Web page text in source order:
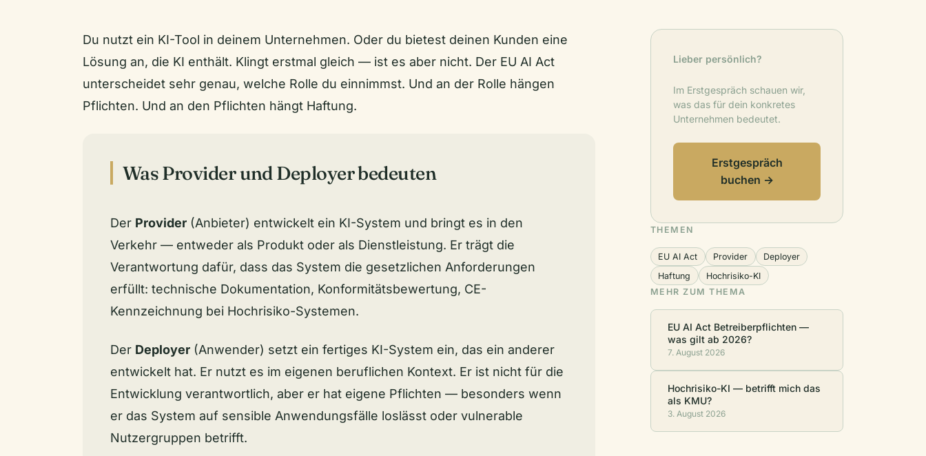
Du nutzt ein KI-Tool in deinem Unternehmen. Oder du bietest deinen Kunden eine
Lösung an, die KI enthält. Klingt erstmal gleich — ist es aber nicht. Der EU AI Act
unterscheidet sehr genau, welche Rolle du einnimmst. Und an der Rolle hängen
Pflichten. Und an den Pflichten hängt Haftung.
Was Provider und Deployer bedeuten
Der Provider (Anbieter) entwickelt ein KI-System und bringt es in den
Verkehr — entweder als Produkt oder als Dienstleistung. Er trägt die
Verantwortung dafür, dass das System die gesetzlichen Anforderungen
erfüllt: technische Dokumentation, Konformitätsbewertung, CE-
Kennzeichnung bei Hochrisiko-Systemen.
Der Deployer (Anwender) setzt ein fertiges KI-System ein, das ein anderer
entwickelt hat. Er nutzt es im eigenen beruflichen Kontext. Er ist nicht für die
Entwicklung verantwortlich, aber er hat eigene Pflichten — besonders wenn
er das System auf sensible Anwendungsfälle loslässt oder vulnerable
Nutzergruppen betrifft.
Lieber persönlich?
Im Erstgespräch schauen wir,
was das für dein konkretes
Unternehmen bedeutet.
Erstgespräch
buchen →
THEMEN
EU AI Act Provider
Deployer
Haftung
Hochrisiko-KI
MEHR ZUM THEMA
EU AI Act Betreiberpflichten —
was gilt ab 2026?
7. August 2026
Hochrisiko-KI — betrifft mich das
als KMU?
3. August 2026